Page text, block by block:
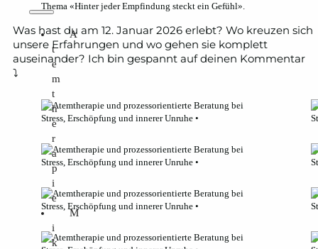
A
t
e
m
t
h
e
r
a
p
i
e
M
i
k
Thema «Hinter jeder Empfindung steckt ein Gefühl».
Was hast du am 12. Januar 2026 erlebt? Wo kreuzen sich
unsere Erfahrungen und wo gehen sie komplett
auseinander? Ich bin gespannt auf deinen Kommentar
⤵